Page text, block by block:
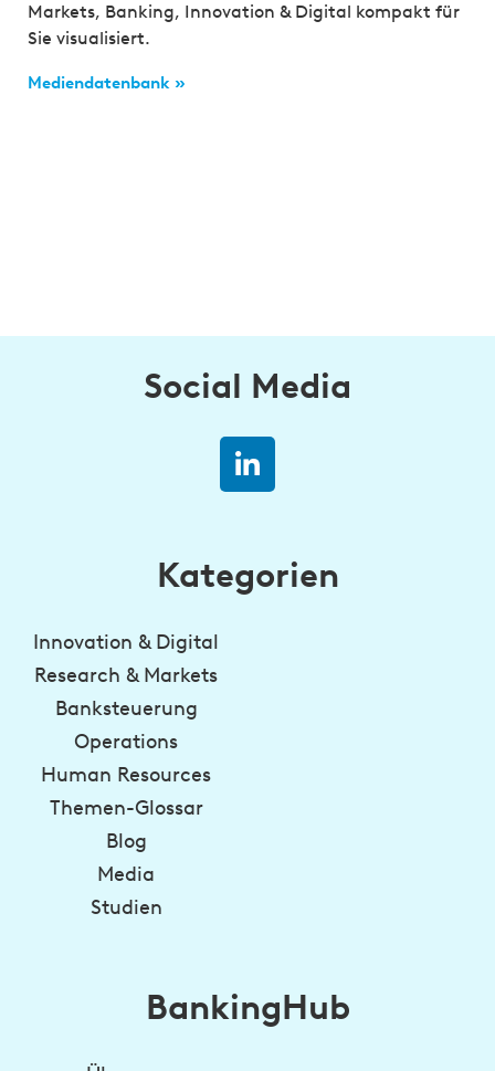
Markets, Banking, Innovation & Digital kompakt für
Sie visualisiert.
Mediendatenbank »
Social Media
Kategorien
Innovation & Digital
Research & Markets
Banksteuerung
Operations
Human Resources
Themen-Glossar
Blog
Media
Studien
BankingHub